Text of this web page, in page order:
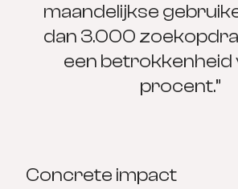
maandelijkse
dan 3.000
een betrokkenheid
procent.”
Concrete impact